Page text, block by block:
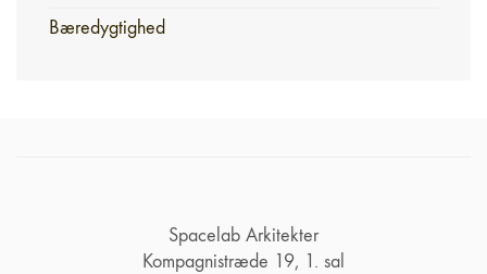
Bæredygtighed
Spacelab Arkitekter
Kompagnistræde 19, 1. sal